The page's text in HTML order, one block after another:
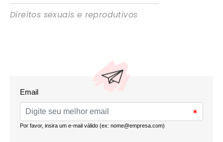
Direitos sexuais e reprodutivos